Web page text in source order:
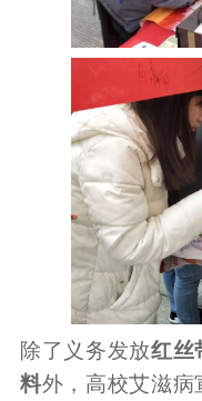
除了义务发放红丝
料外，高校艾滋病